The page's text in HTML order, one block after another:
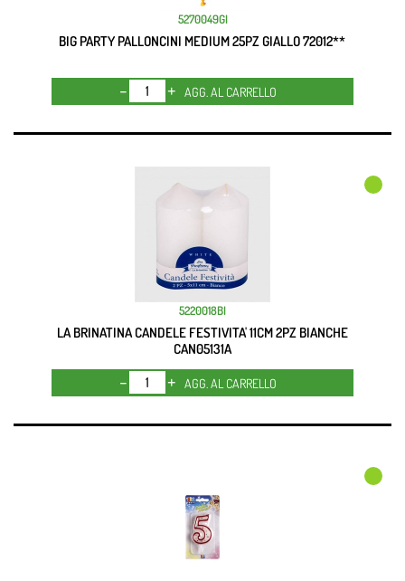
5270049GI
BIG PARTY PALLONCINI MEDIUM 25PZ GIALLO 72012**
Quantità
AGG. AL CARRELLO
5220018BI
LA BRINATINA CANDELE FESTIVITA' 11CM 2PZ BIANCHE
CAN05131A
Quantità
AGG. AL CARRELLO